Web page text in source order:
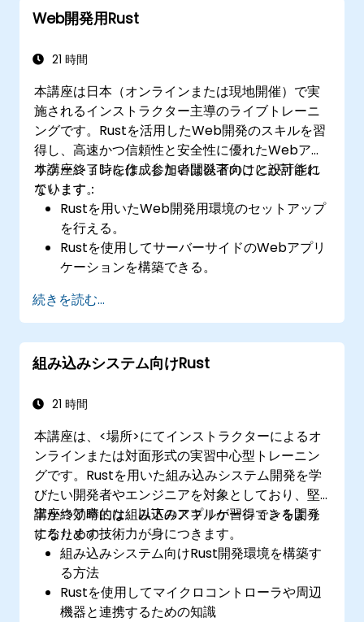
Web開発用Rust
21 時間
本講座は日本（オンラインまたは現地開催）で実
施されるインストラクター主導のライブトレーニ
ングです。Rustを活用したWeb開発のスキルを習
得し、高速かつ信頼性と安全性に優れたWebアプ
リケーションを作成したい開発者向けに設計され
ています。
本講座終了時には、参加者は以下のことが可能に
なります：
Rustを用いたWeb開発用環境のセットアップ
を行える。
Rustを使用してサーバーサイドのWebアプリ
ケーションを構築できる。
ポンスの処理が可能になる。
データベースを利用し、Rustでの永続化処理
も行えるようになる。
Rustを用いてフロントエンドコンポーネント
Rust製Webアプリケーションのパフォーマン
うになる。
続きを読む...
組み込みシステム向けRust
21 時間
本講座は、<場所>にてインストラクターによるオ
ンラインまたは対面形式の実習中心型トレーニン
グです。Rustを用いた組み込みシステム開発を学
びたい開発者やエンジニアを対象としており、堅
牢かつ効率的な組み込みアプリケーションを開発
するための技術力が身につきます。
講座終了時には、以下のスキルが習得できるよう
になります：
組み込みシステム向けRust開発環境を構築す
る方法
Rustを使用してマイクロコントローラや周辺
機器と連携するための知識